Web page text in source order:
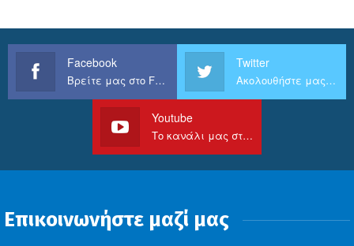
Facebook
Βρείτε μας στο Facebook
Twitter
Ακολουθήστε μας στο Twitter
Youtube
Το κανάλι μας στο Youtube
Επικοινωνήστε μαζί μας